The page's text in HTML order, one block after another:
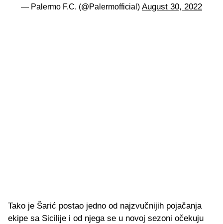
— Palermo F.C. (@Palermofficial) August 30, 2022
Tako je Šarić postao jedno od najzvučnijih pojačanja
ekipe sa Sicilije i od njega se u novoj sezoni očekuju